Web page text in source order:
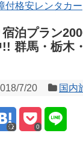
付格安レンタカー
泊プラン
群馬・栃木
7/20 国内
0